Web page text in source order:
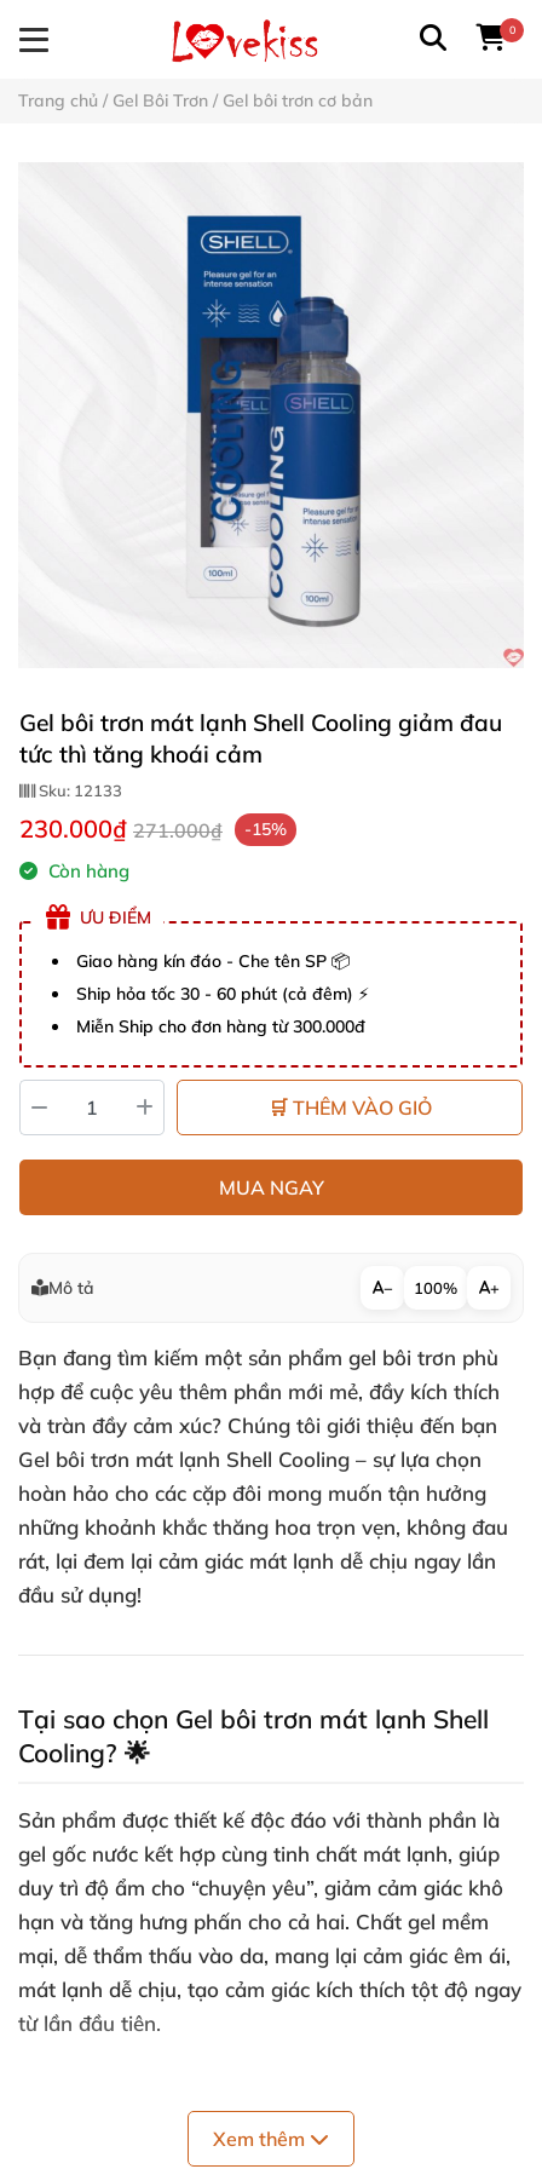
0
Trang chủ / Gel Bôi Trơn / Gel bôi trơn cơ bản
Gel bôi trơn mát lạnh Shell Cooling giảm đau
tức thì tăng khoái cảm
Sku: 12133
230.000₫ 271.000₫ -15%
Còn hàng
ƯU ĐIỂM
Giao hàng kín đáo - Che tên SP 📦
Ship hỏa tốc 30 - 60 phút (cả đêm) ⚡
Miễn Ship cho đơn hàng từ 300.000đ
🛒 THÊM VÀO GIỎ
MUA NGAY
Mô tả − 100% +
Bạn đang tìm kiếm một sản phẩm gel bôi trơn phù
hợp để cuộc yêu thêm phần mới mẻ, đầy kích thích
và tràn đầy cảm xúc? Chúng tôi giới thiệu đến bạn
Gel bôi trơn mát lạnh Shell Cooling – sự lựa chọn
hoàn hảo cho các cặp đôi mong muốn tận hưởng
những khoảnh khắc thăng hoa trọn vẹn, không đau
rát, lại đem lại cảm giác mát lạnh dễ chịu ngay lần
đầu sử dụng!
Tại sao chọn Gel bôi trơn mát lạnh Shell
Cooling? 🌟
Sản phẩm được thiết kế độc đáo với thành phần là
gel gốc nước kết hợp cùng tinh chất mát lạnh, giúp
duy trì độ ẩm cho “chuyện yêu”, giảm cảm giác khô
hạn và tăng hưng phấn cho cả hai. Chất gel mềm
mại, dễ thẩm thấu vào da, mang lại cảm giác êm ái,
mát lạnh dễ chịu, tạo cảm giác kích thích tột độ ngay
từ lần đầu tiên.
Thông số kỹ thuật nổi bật 🎯
Xem thêm